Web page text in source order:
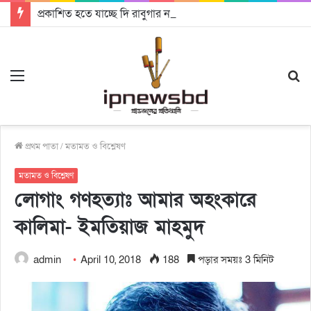
প্রকাশিত হতে যাচ্ছে দি রাবুগার নতুন গান ‘Baljanggi’
প্রথম পাতা/মতামত ও বিশ্লেষণ
মতামত ও বিশ্লেষণ
লোগাং গণহত্যাঃ আমার অহংকারে
কালিমা- ইমতিয়াজ মাহমুদ
admin April 10, 2018 188 পড়ার সময়ঃ 3 মিনিট